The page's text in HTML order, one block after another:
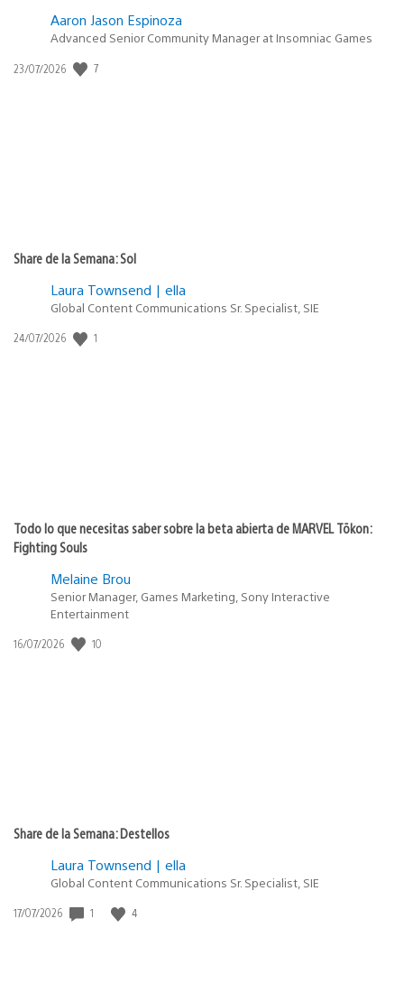
Aaron Jason Espinoza
Advanced Senior Community Manager at Insomniac Games
Fecha
23/07/2026 7
Share de la Semana: Sol
Laura Townsend | ella
Global Content Communications Sr. Specialist, SIE
Fecha
24/07/2026 1
Todo lo que necesitas saber sobre la beta abierta de MARVEL Tōkon:
Fighting Souls
Melaine Brou
Senior Manager, Games Marketing, Sony Interactive
Entertainment
Fecha
16/07/2026 10
Share de la Semana: Destellos
Laura Townsend | ella
Global Content Communications Sr. Specialist, SIE
Fecha
17/07/2026 1 4